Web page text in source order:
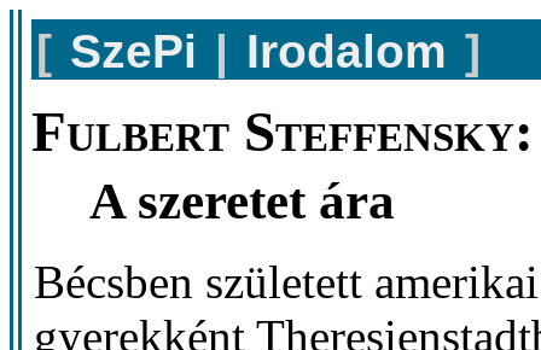
[ SzePi | Irodalom ]
Fulbert Steffensky:
A szeretet ára
Bécsben született
gyerekként